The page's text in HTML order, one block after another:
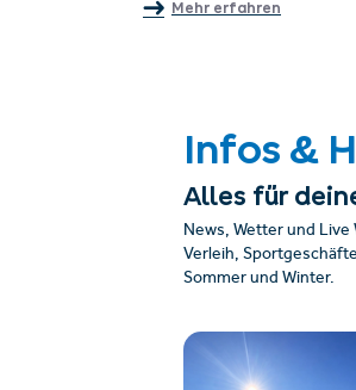
Mehr erfahren
Infos &
Alles für
News, Wetter und Live
Verleih,
Sommer und Winter.